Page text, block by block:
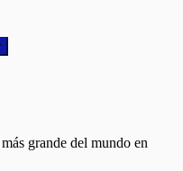
grande del mundo en